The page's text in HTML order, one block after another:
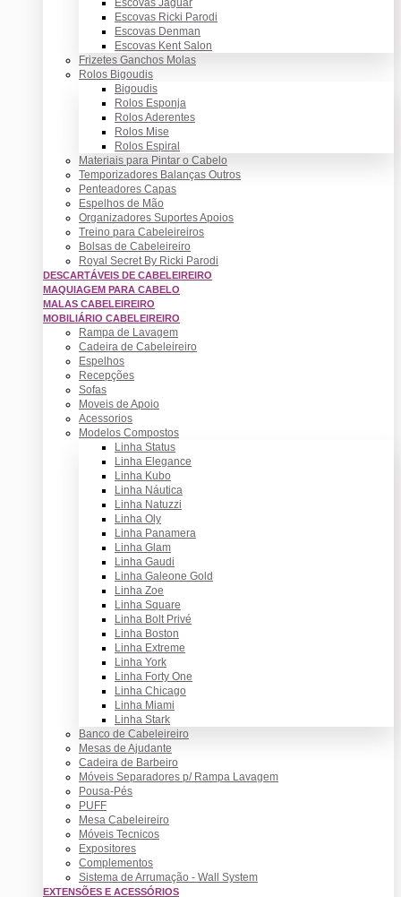
Escovas Ricki Parodi
Escovas Denman
Escovas Kent Salon
Frizetes Ganchos Molas
Rolos Bigoudis
Bigoudis
Rolos Esponja
Rolos Aderentes
Rolos Mise
Rolos Espiral
Materiais para Pintar o Cabelo
Temporizadores Balanças Outros
Penteadores Capas
Espelhos de Mão
Organizadores Suportes Apoios
Treino para Cabeleireiros
Bolsas de Cabeleireiro
Royal Secret By Ricki Parodi
DESCARTÁVEIS DE CABELEIREIRO
MAQUIAGEM PARA CABELO
MALAS CABELEIREIRO
MOBILIÁRIO CABELEIREIRO
Rampa de Lavagem
Cadeira de Cabeleireiro
Espelhos
Recepções
Sofas
Moveis de Apoio
Acessorios
Modelos Compostos
Linha Status
Linha Elegance
Linha Kubo
Linha Náutica
Linha Natuzzi
Linha Oly
Linha Panamera
Linha Glam
Linha Gaudi
Linha Galeone Gold
Linha Zoe
Linha Square
Linha Bolt Privé
Linha Boston
Linha Extreme
Linha York
Linha Forty One
Linha Chicago
Linha Miami
Linha Stark
Banco de Cabeleireiro
Mesas de Ajudante
Cadeira de Barbeiro
Móveis Separadores p/ Rampa Lavagem
Pousa-Pés
PUFF
Mesa Cabeleireiro
Móveis Tecnicos
Expositores
Complementos
Sistema de Arrumação - Wall System
EXTENSÕES E ACESSÓRIOS